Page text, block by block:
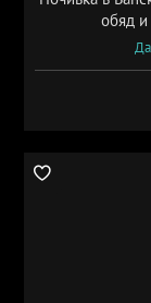
обяд и